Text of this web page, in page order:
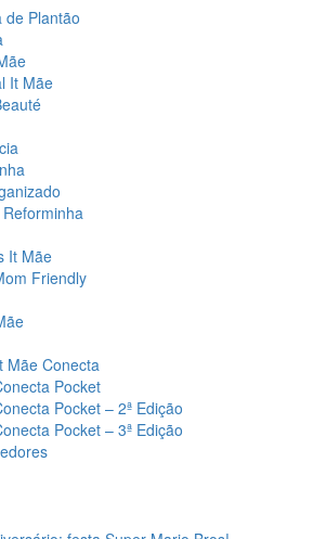
de Plantão
It Mãe
It Mãe
Friendly
Mãe Conecta
Pocket
Pocket – 2ª Edição
Pocket – 3ª Edição